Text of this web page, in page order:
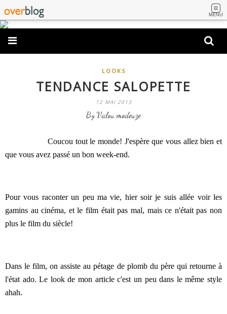
MENU
LOOKS
TENDANCE SALOPETTE
12 MAI 2013
By Valou modeuze
Coucou tout le monde! J'espère que vous allez bien et
que vous avez passé un bon week-end.
Pour vous raconter un peu ma vie, hier soir je suis allée voir les
gamins au cinéma, et le film était pas mal, mais ce n'était pas non
plus le film du siècle!
Dans le film, on assiste au pétage de plomb du père qui retourne à
l'état ado. Le look de mon article c'est un peu dans le même style
ahah.